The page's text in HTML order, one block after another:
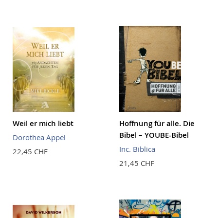
Weil er mich liebt
Dorothea Appel
22,45 CHF
Hoffnung für alle. Die
Bibel – YOUBE-Bibel
Inc. Biblica
21,45 CHF